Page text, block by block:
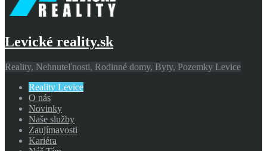
Levické reality.sk
Reality, Nehnuteľnosti, Rodinné domy, Byty, Pozemky Levice
Reality Levice
O nás
Novinky
Naše služby
Zaujímavosti
Kariéra